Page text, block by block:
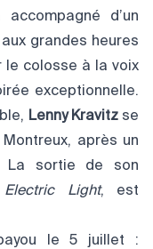
accompagné d’un
grandes heures
le colosse à la voix
exceptionnelle.
Lenny Kravitz se
après un
La sortie de son
Light, est
le 5 juillet :